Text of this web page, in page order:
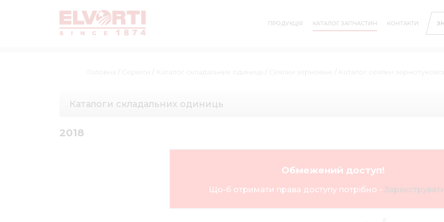
ПРОДУКЦІЯ КАТАЛОГ ЗАПЧАСТИН КОНТАКТИ
Головна / Сервіси / Каталог складальних одиниць / Сеялки зерновые / Каталог сеялки
Каталоги складальних одиниць
2018
Обмежений доступ!
Що-б отримати права доступу потрібно -